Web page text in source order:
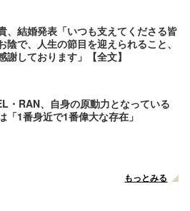
、結婚発表「いつも支えてくださる皆
陰で、人生の節目を迎えられること、
謝しております」【全文】
・RAN、自身の原動力となっている
「1番身近で1番偉大な存在」
もっとみる